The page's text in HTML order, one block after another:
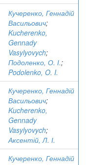
Кучеренко, Геннадій
Васильович;
Kucherenko,
Gennady
Vasylyovych;
Подоленко, О. І.;
Podolenko, O. I.
Кучеренко, Геннадій
Васильович;
Kucherenko,
Gennady
Vasylyovych;
Аксентій, Л. І.
Кучеренко, Геннадій